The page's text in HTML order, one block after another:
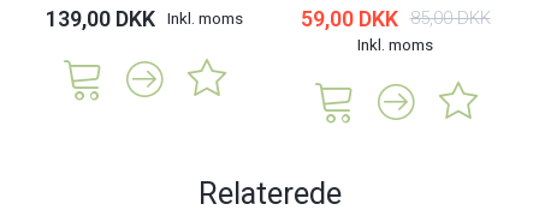
139,00 DKK Inkl. moms 59,00 DKK 85,00 DKK
Inkl. moms
Relaterede